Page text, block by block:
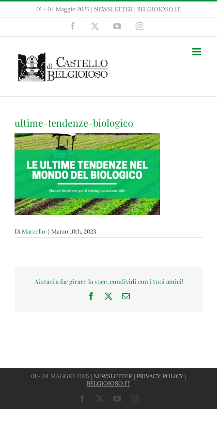
Salta
01 - 04 Maggio 2025 | NEWSLETTER | BELGIOIOSO.IT
Facebook YouTubeInstagram
ultime-tendenze-biologico
Di Marcello | Marzo 10th, 2023
Aiutaci a far girare la voce, condividi con i tuoi amici!
Facebook Email
01 - 04 MAGGIO 2025 | NEWSLETTER | PRIVACY POLICY|
BELGIOIOSO.IT
Facebook YouTubeInstagram